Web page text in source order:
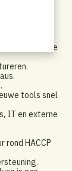
en weet
en werkt ze
tools snel
IT en externe
rond HACCP